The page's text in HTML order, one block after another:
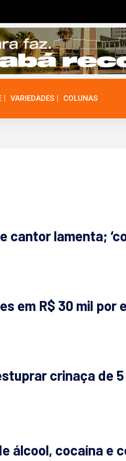
VARIEDADES COLUNAS
cantor lamenta;
em R$ 30 mil por
crinaça de 5
álcool, cocaína e